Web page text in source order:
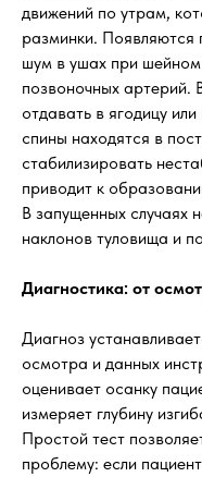
движений по утрам,
разминки. Появляются
шум в ушах при шейном
позвоночных артерий.
отдавать в ягодицу
спины находятся в
стабилизировать
приводит к
В запущенных случаях
наклонов туловища и
Диагностика: от
Диагноз
осмотра и данных
оценивает осанку
измеряет глубину
Простой тест
проблему: если